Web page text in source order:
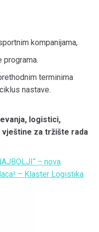
kompanijama,
programa.
terminima
nastave.
logistici,
za tržište rada
– nova
– Klaster Logistika